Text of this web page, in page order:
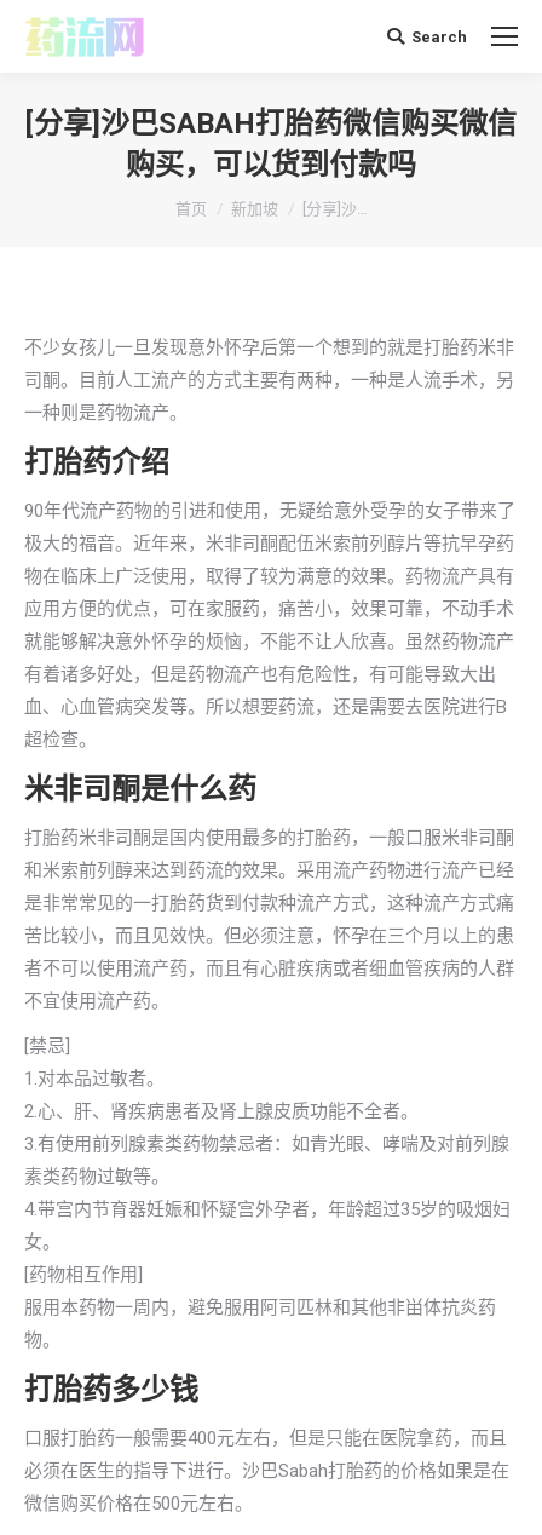
搜 Search
[分享]沙巴SABAH打胎药微信购买微信
购买，可以货到付款吗
你在这里：
首页 新加坡 [分享]沙…
不少女孩儿一旦发现意外怀孕后第一个想到的就是打胎药米非
司酮。目前人工流产的方式主要有两种，一种是人流手术，另
一种则是药物流产。
打胎药介绍
90年代流产药物的引进和使用，无疑给意外受孕的女子带来了
极大的福音。近年来，米非司酮配伍米索前列醇片等抗早孕药
物在临床上广泛使用，取得了较为满意的效果。药物流产具有
应用方便的优点，可在家服药，痛苦小，效果可靠，不动手术
就能够解决意外怀孕的烦恼，不能不让人欣喜。虽然药物流产
有着诸多好处，但是药物流产也有危险性，有可能导致大出
血、心血管病突发等。所以想要药流，还是需要去医院进行B
超检查。
米非司酮是什么药
打胎药米非司酮是国内使用最多的打胎药，一般口服米非司酮
和米索前列醇来达到药流的效果。采用流产药物进行流产已经
是非常常见的一打胎药货到付款种流产方式，这种流产方式痛
苦比较小，而且见效快。但必须注意，怀孕在三个月以上的患
者不可以使用流产药，而且有心脏疾病或者细血管疾病的人群
不宜使用流产药。
[禁忌]
1.对本品过敏者。
2.心、肝、肾疾病患者及肾上腺皮质功能不全者。
3.有使用前列腺素类药物禁忌者：如青光眼、哮喘及对前列腺
素类药物过敏等。
4.带宫内节育器妊娠和怀疑宫外孕者，年龄超过35岁的吸烟妇
女。
[药物相互作用]
服用本药物一周内，避免服用阿司匹林和其他非畄体抗炎药
物。
打胎药多少钱
口服打胎药一般需要400元左右，但是只能在医院拿药，而且
必须在医生的指导下进行。沙巴Sabah打胎药的价格如果是在
微信购买价格在500元左右。